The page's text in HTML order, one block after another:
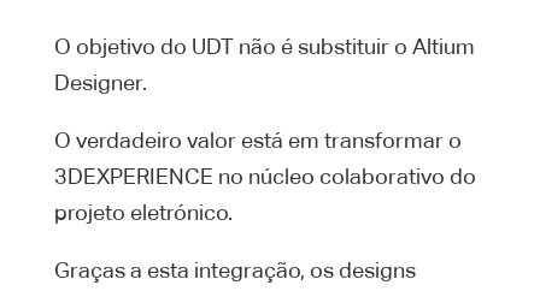
O objetivo do UDT não é substituir o Altium
Designer.
O verdadeiro valor está em transformar o
3DEXPERIENCE no núcleo colaborativo do
projeto eletrónico.
Graças a esta integração, os designs